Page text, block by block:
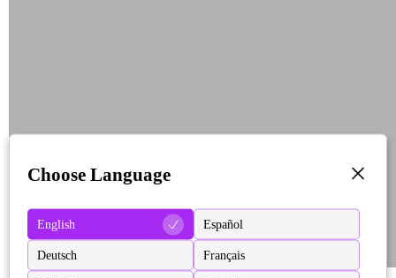
Choose Language
English Español
Deutsch Français